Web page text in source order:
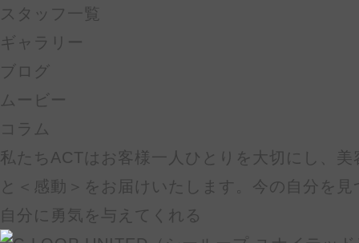
スタッフ一覧
ギャラリー
ブログ
ムービー
コラム
私たちACTはお客様一人ひとりを大切にし、
と＜感動＞をお届けいたします。今の自分を
自分に勇気を与えてくれる